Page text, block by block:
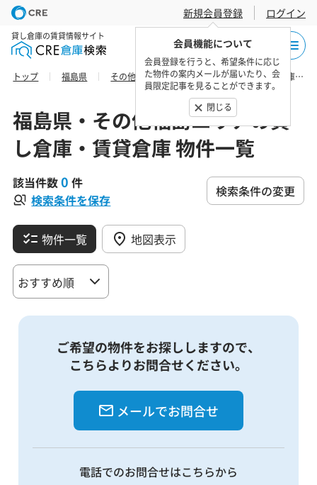
新規会員登録
会員機能について
会員登録を行うと、希望条件に応じ
た物件の案内メールが届いたり、会
員限定記事を見ることができます。
閉じる
ログイン
貸し倉庫の賃貸情報サイト
トップ 福島県 その他福島エリア 双葉郡川内村の貸し倉庫・賃貸倉庫 物件一覧
福島県・その他福島エリアの貸
し倉庫・賃貸倉庫 物件一覧
該当件数0 件
検索条件を保存
検索条件の変更
物件一覧 地図表示
ご希望の物件をお探ししますので、
こちらよりお問合せください。
メールでお問合せ
電話でのお問合せはこちらから